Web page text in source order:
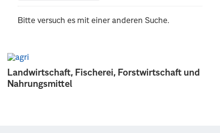
Landwirtschaft, Fischerei, Forstwirtschaft und
Nahrungsmittel
Bitte versuch es mit einer anderen Suche.